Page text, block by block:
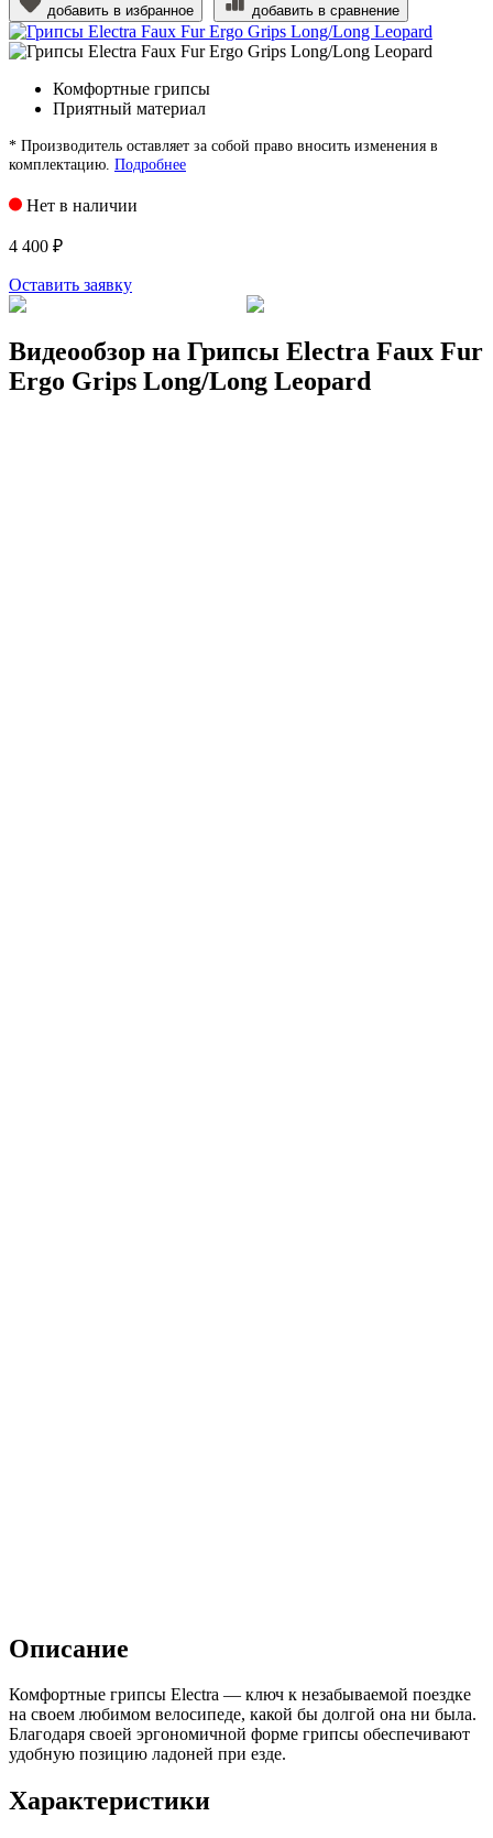
добавить в избранное добавить в сравнение
Комфортные грипсы
Приятный материал
* Производитель оставляет за собой право вносить изменения в
комплектацию. Подробнее
Нет в наличии
4 400 ₽
Оставить заявку
Видеообзор на Грипсы Electra Faux Fur
Ergo Grips Long/Long Leopard
Описание
Комфортные грипсы Electra — ключ к незабываемой поездке
на своем любимом велосипеде, какой бы долгой она ни была.
Благодаря своей эргономичной форме грипсы обеспечивают
удобную позицию ладоней при езде.
Характеристики